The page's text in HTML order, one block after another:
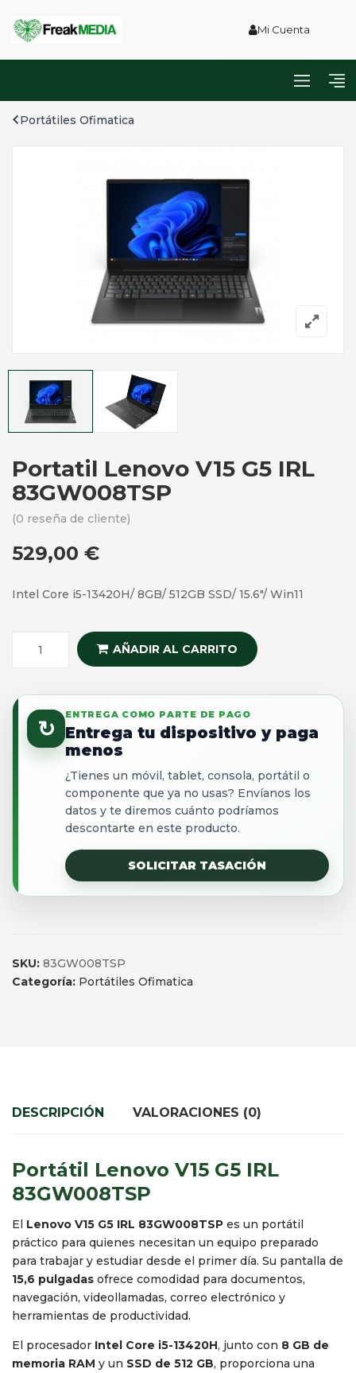
Mi Cuenta
Portátiles Ofimatica
Portatil Lenovo V15 G5 IRL
83GW008TSP
(0 reseña de cliente)
529,00 €
Intel Core i5-13420H/ 8GB/ 512GB SSD/ 15.6″/ Win11
AÑADIR AL CARRITO
↻
ENTREGA COMO PARTE DE PAGO
Entrega tu dispositivo y paga
menos
¿Tienes un móvil, tablet, consola, portátil o
componente que ya no usas? Envíanos los
datos y te diremos cuánto podríamos
descontarte en este producto.
SOLICITAR TASACIÓN
SKU: 83GW008TSP
Categoría: Portátiles Ofimatica
DESCRIPCIÓN VALORACIONES (0)
Portátil Lenovo V15 G5 IRL
83GW008TSP
El Lenovo V15 G5 IRL 83GW008TSP es un portátil
práctico para quienes necesitan un equipo preparado
para trabajar y estudiar desde el primer día. Su pantalla de
15,6 pulgadas ofrece comodidad para documentos,
navegación, videollamadas, correo electrónico y
herramientas de productividad.
El procesador Intel Core i5-13420H, junto con 8 GB de
memoria RAM y un SSD de 512 GB, proporciona una